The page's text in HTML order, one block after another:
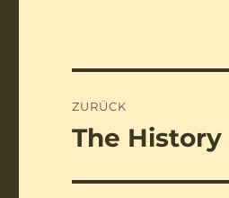
ZURÜCK
Vorheriger
The History